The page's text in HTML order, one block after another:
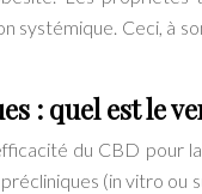
systémique. Ceci, à
: quel est le
du CBD
(in vitro ou